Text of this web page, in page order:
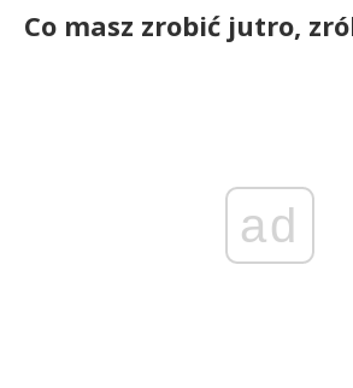
Co masz zrobić jutro,
ad